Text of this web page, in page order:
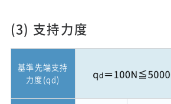
(3) 支持力度
基準先端支持
力度(qd)